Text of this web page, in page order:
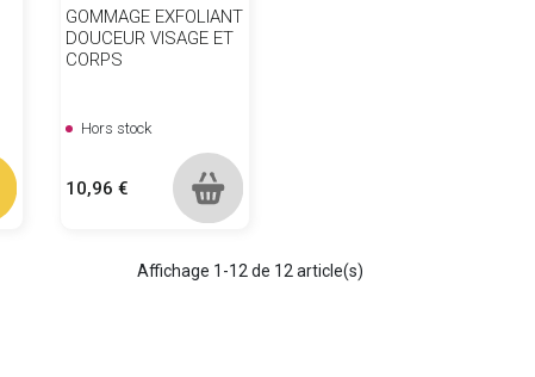
GOMMAGE EXFOLIANT
DOUCEUR VISAGE ET
CORPS
Hors stock
Prix
10,96 €
Affichage 1-12 de 12 article(s)